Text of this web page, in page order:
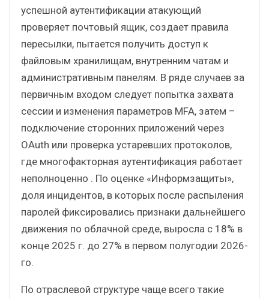
успешной аутентификации атакующий
проверяет почтовый ящик, создает правила
пересылки, пытается получить доступ к
файловым хранилищам, внутренним чатам и
административным панелям. В ряде случаев за
первичным входом следует попытка захвата
сессии и изменения параметров MFA, затем –
подключение сторонних приложений через
OAuth или проверка устаревших протоколов,
где многофакторная аутентификация работает
неполноценно . По оценке «Информзащиты»,
доля инцидентов, в которых после распыления
паролей фиксировались признаки дальнейшего
движения по облачной среде, выросла с 18% в
конце 2025 г. до 27% в первом полугодии 2026-
го.
По отраслевой структуре чаще всего такие